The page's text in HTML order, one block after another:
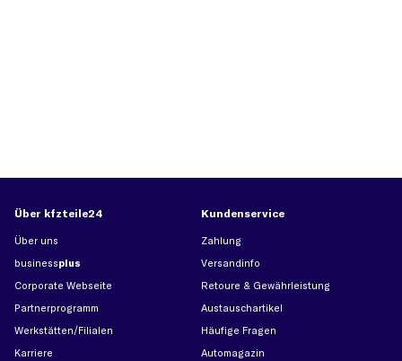
Über kfzteile24
Über uns
businessplus
Corporate Webseite
Partnerprogramm
Werkstätten/Filialen
Karriere
Kundenservice
Zahlung
Versandinfo
Retoure & Gewährleistung
Austauschartikel
Häufige Fragen
Automagazin